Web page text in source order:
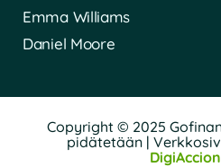
Emma Williams
Daniel Moore
Copyright © 2025
pidätetään |